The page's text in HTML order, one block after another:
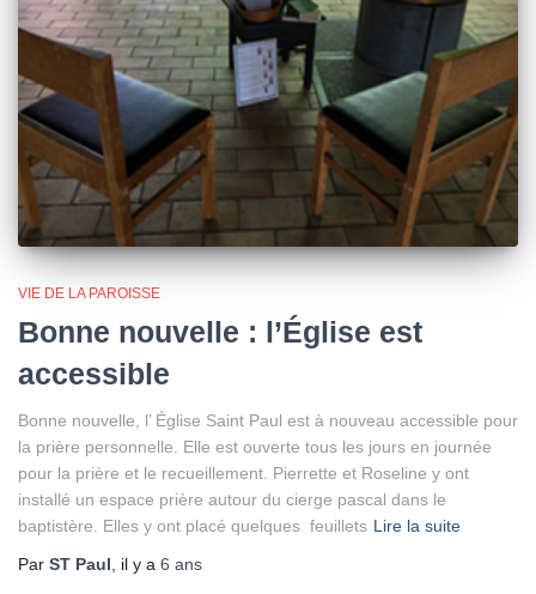
VIE DE LA PAROISSE
Bonne nouvelle : l’Église est
accessible
Bonne nouvelle, l’ Église Saint Paul est à nouveau accessible pour
la prière personnelle. Elle est ouverte tous les jours en journée
pour la prière et le recueillement. Pierrette et Roseline y ont
installé un espace prière autour du cierge pascal dans le
baptistère. Elles y ont placé quelques feuillets Lire la suite
Par ST Paul , il y a 6 ans